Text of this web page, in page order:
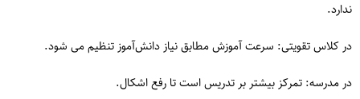
ندارد.
در کلاس تقویتی: سرعت آموزش مطابق نیاز دانش‌آموز تنظیم می‌ شود.
در مدرسه: تمرکز بیشتر بر تدریس است تا رفع اشکال.